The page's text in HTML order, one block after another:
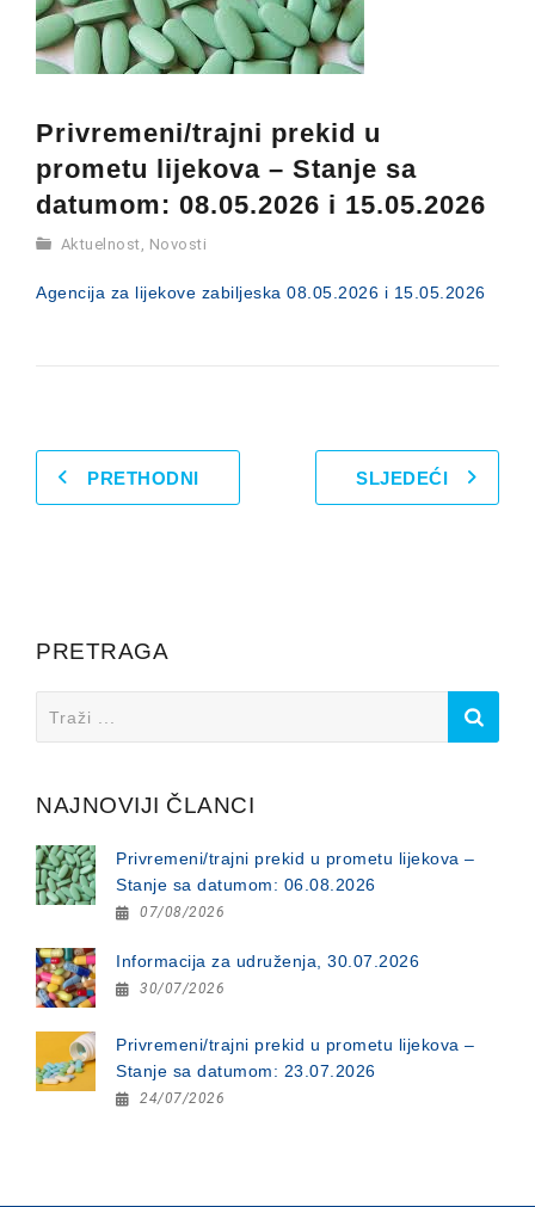
Privremeni/trajni prekid u
prometu lijekova – Stanje sa
datumom: 08.05.2026 i 15.05.2026
Aktuelnost, Novosti
Agencija za lijekove zabiljeska 08.05.2026 i 15.05.2026
PRETHODNI SLJEDEĆI
PRETRAGA
for:
NAJNOVIJI ČLANCI
Privremeni/trajni prekid u prometu lijekova –
Stanje sa datumom: 06.08.2026
07/08/2026
Informacija za udruženja, 30.07.2026
30/07/2026
Privremeni/trajni prekid u prometu lijekova –
Stanje sa datumom: 23.07.2026
24/07/2026